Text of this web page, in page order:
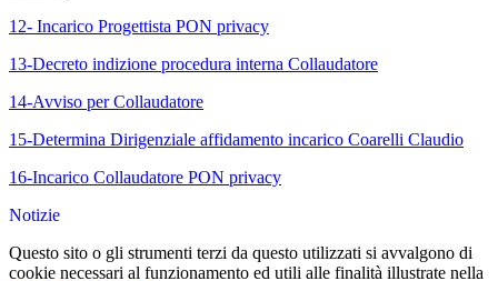
12- Incarico Progettista PON privacy
13-Decreto indizione procedura interna Collaudatore
14-Avviso per Collaudatore
15-Determina Dirigenziale affidamento incarico Coarelli Claudio
16-Incarico Collaudatore PON privacy
Notizie
Questo sito o gli strumenti terzi da questo utilizzati si avvalgono di
cookie necessari al funzionamento ed utili alle finalità illustrate nella